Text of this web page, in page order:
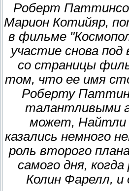
Роберт
Марион Котийяр,
в фильме
участие снова
со страницы
том, что ее имя
Роберту
талантливыми
может, Найтли
казались немного
роль второго
самого дня,
Колин Фарелл, и